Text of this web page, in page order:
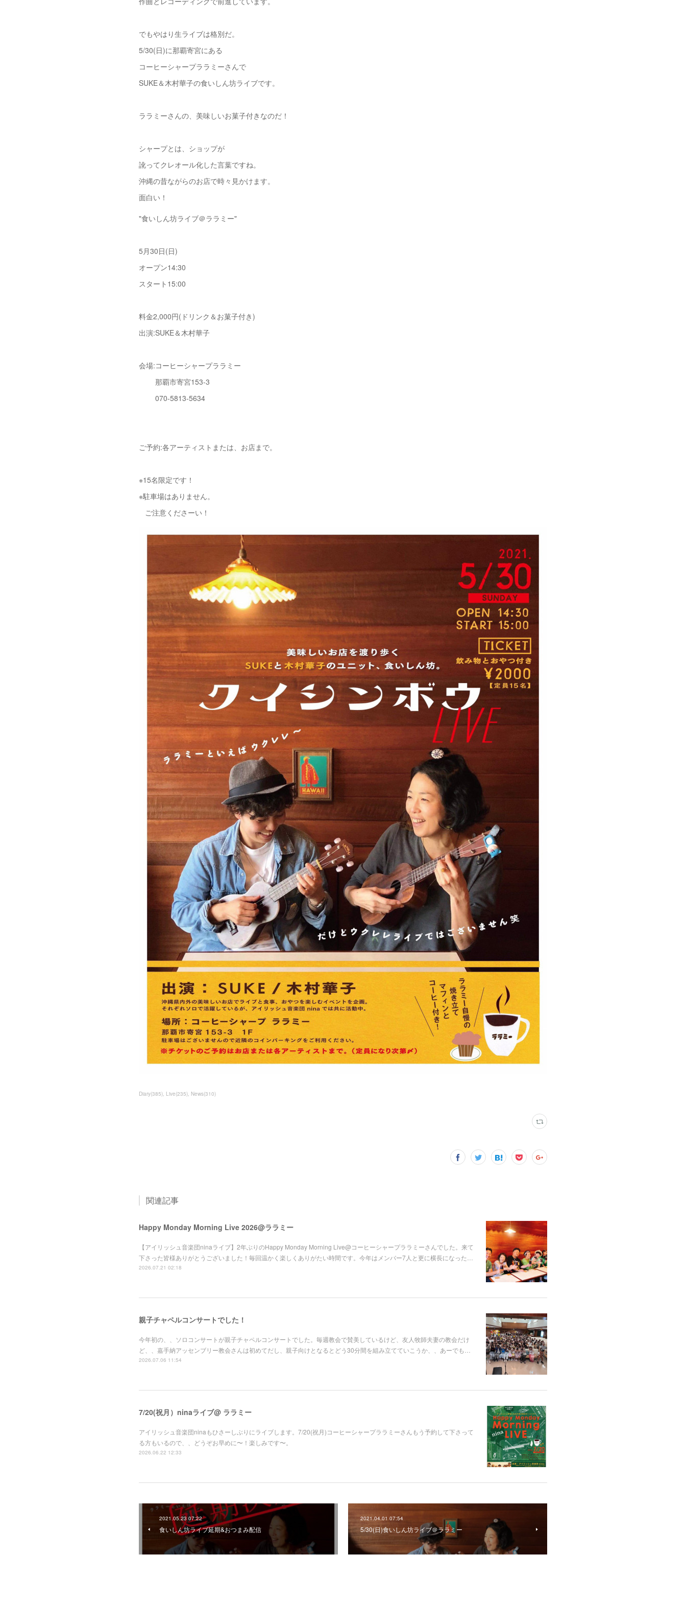
でもやはり生ライブは格別だ。
5/30(日)に那覇寄宮にある
コーヒーシャープララミーさんで
SUKE＆木村華子の食いしん坊ライブです。
ララミーさんの、美味しいお菓子付きなのだ！
シャープとは、ショップが
訛ってクレオール化した言葉ですね。
沖縄の昔ながらのお店で時々見かけます。
面白い！
"食いしん坊ライブ＠ララミー"
5月30日(日)
オープン14:30
スタート15:00
料金2,000円(ドリンク＆お菓子付き)
出演:SUKE＆木村華子
会場:コーヒーシャープララミー
那覇市寄宮153-3
070-5813-5634
ご予約:各アーティストまたは、お店まで。
※15名限定です！
※駐車場はありません。
ご注意くださーい！
Diary(385) Live(235) News(310)
関連記事
Happy Monday Morning Live 2026@ララミー
【アイリッシュ音楽団ninaライブ】2年ぶりのHappy Monday Morning Live@コーヒーシャープララミーさんでした。来て
下さった皆様ありがとうございました！毎回温かく楽しくありがたい時間です。今年はメンバー7人と更に横長になった…
2026.07.21 02:18
親子チャペルコンサートでした！
今年初の、、ソロコンサートが親子チャペルコンサートでした。毎週教会で賛美しているけど、友人牧師夫妻の教会だけ
ど、、嘉手納アッセンブリー教会さんは初めてだし、親子向けとなるとどう30分間を組み立てていこうか、、あーでも…
2026.07.06 11:54
7/20(祝月）ninaライブ@ ララミー
アイリッシュ音楽団ninaもひさーしぶりにライブします。7/20(祝月)コーヒーシャープララミーさんもう予約して下さって
る方もいるので、、どうぞお早めに〜！楽しみです〜。
2026.06.22 12:33
2021.05.23 07:22
食いしん坊ライブ延期&おつまみ配信
2021.04.01 07:54
5/30(日)食いしん坊ライブ＠ララミー